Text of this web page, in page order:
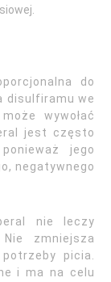
do
disulfiramu we
wywołać
jest często
jego
negatywnego
nie leczy
zmniejsza
picia.
i ma na celu